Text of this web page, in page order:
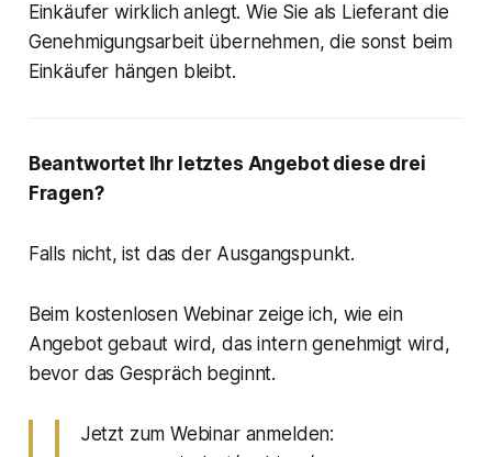
Einkäufer wirklich anlegt. Wie Sie als Lieferant die
Genehmigungsarbeit übernehmen, die sonst beim
Einkäufer hängen bleibt.
Beantwortet Ihr letztes Angebot diese drei
Fragen?
Falls nicht, ist das der Ausgangspunkt.
Beim kostenlosen Webinar zeige ich, wie ein
Angebot gebaut wird, das intern genehmigt wird,
bevor das Gespräch beginnt.
Jetzt zum Webinar anmelden: